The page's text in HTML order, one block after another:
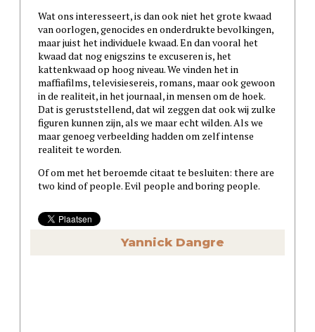
Wat ons interesseert, is dan ook niet het grote kwaad
van oorlogen, genocides en onderdrukte bevolkingen,
maar juist het individuele kwaad. En dan vooral het
kwaad dat nog enigszins te excuseren is, het
kattenkwaad op hoog niveau. We vinden het in
maffiafilms, televisiesereis, romans, maar ook gewoon
in de realiteit, in het journaal, in mensen om de hoek.
Dat is geruststellend, dat wil zeggen dat ook wij zulke
figuren kunnen zijn, als we maar echt wilden. Als we
maar genoeg verbeelding hadden om zelf intense
realiteit te worden.
Of om met het beroemde citaat te besluiten: there are
two kind of people. Evil people and boring people.
Yannick Dangre